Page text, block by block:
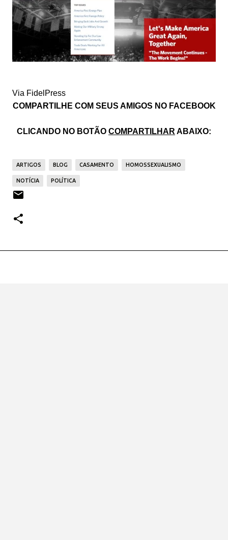
Via FidelPress
COMPARTILHE COM SEUS AMIGOS NO FACEBOOK
CLICANDO NO BOTÃO COMPARTILHAR ABAIXO:
ARTIGOS BLOG CASAMENTO HOMOSSEXUALISMO
NOTÍCIA POLÍTICA